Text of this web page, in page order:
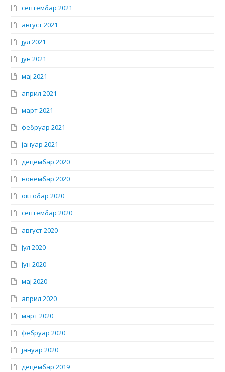
септембар 2021
август 2021
јул 2021
јун 2021
мај 2021
април 2021
март 2021
фебруар 2021
јануар 2021
децембар 2020
новембар 2020
октобар 2020
септембар 2020
август 2020
јул 2020
јун 2020
мај 2020
април 2020
март 2020
фебруар 2020
јануар 2020
децембар 2019